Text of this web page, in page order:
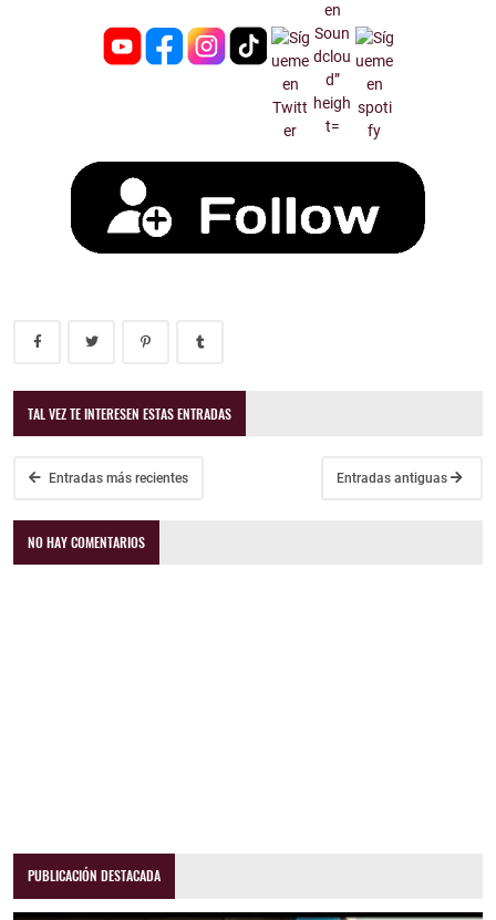
TAL VEZ TE INTERESEN ESTAS ENTRADAS
Entradas más recientes Entradas antiguas
NO HAY COMENTARIOS
PUBLICACIÓN DESTACADA